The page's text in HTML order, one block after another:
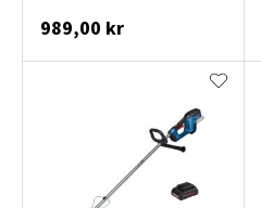
989,00 kr